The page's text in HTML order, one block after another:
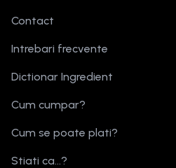
Contact
Intrebari frecvente
Dictionar Ingredient
Cum cumpar?
Cum se poate plati?
Stiati ca...?